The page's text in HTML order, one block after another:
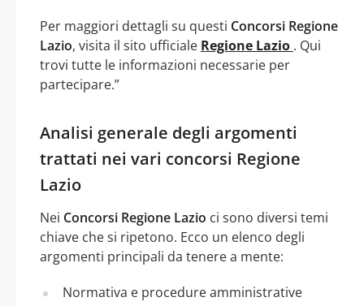
Per maggiori dettagli su questi Concorsi Regione
Lazio, visita il sito ufficiale Regione Lazio . Qui
trovi tutte le informazioni necessarie per
partecipare.”
Analisi generale degli argomenti
trattati nei vari concorsi Regione
Lazio
Nei Concorsi Regione Lazio ci sono diversi temi
chiave che si ripetono. Ecco un elenco degli
argomenti principali da tenere a mente:
Normativa e procedure amministrative